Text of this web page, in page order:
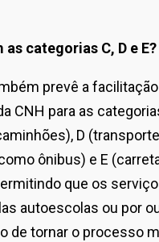
as categorias C, D e E?
prevê a
CNH para as
D
ônibus) e E
que os
autoescolas ou por
de tornar o processo